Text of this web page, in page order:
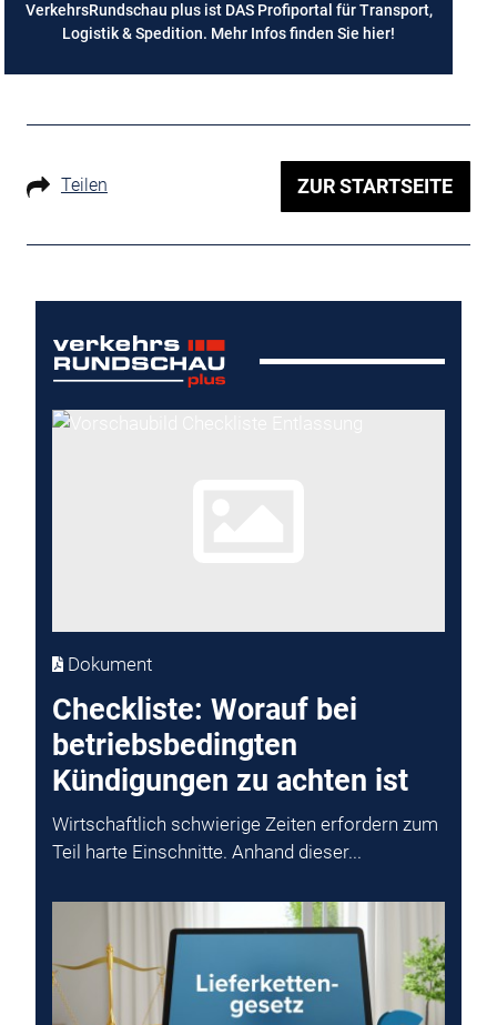
VerkehrsRundschau plus ist DAS Profiportal für Transport,
Logistik & Spedition. Mehr Infos finden Sie hier!
Teilen ZUR STARTSEITE
Dokument
Checkliste: Worauf bei
betriebsbedingten
Kündigungen zu achten ist
Wirtschaftlich schwierige Zeiten erfordern zum
Teil harte Einschnitte. Anhand dieser...